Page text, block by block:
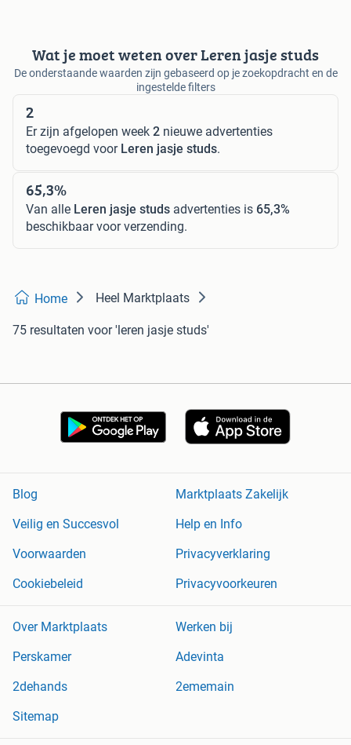
Wat je moet weten over Leren jasje studs
De onderstaande waarden zijn gebaseerd op je zoekopdracht en de
ingestelde filters
2
Er zijn afgelopen week 2 nieuwe advertenties
toegevoegd voor Leren jasje studs.
65,3%
Van alle Leren jasje studs advertenties is 65,3%
beschikbaar voor verzending.
Home Heel Marktplaats
75 resultaten voor 'leren jasje studs'
Blog
Marktplaats Zakelijk
Veilig en Succesvol
Help en Info
Voorwaarden
Privacyverklaring
Cookiebeleid
Privacyvoorkeuren
Over Marktplaats
Werken bij
Perskamer
Adevinta
2dehands
2ememain
Sitemap